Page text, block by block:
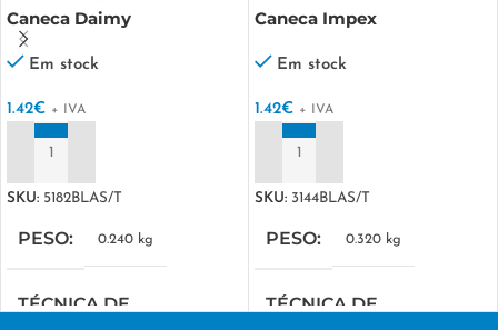
Caneca Daimy
Em stock
1.42€ + IVA
SKU: 5182BLAS/T
PESO 0.240 kg
TÉCNICA DE
Caneca Impex
Em stock
1.42€ + IVA
SKU: 3144BLAS/T
PESO 0.320 kg
TÉCNICA DE